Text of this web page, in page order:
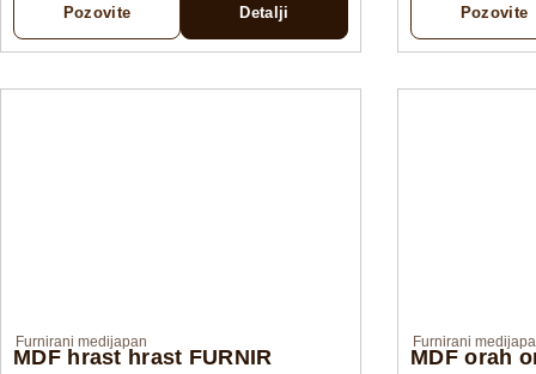
Pozovite Detalji Pozovite
Furnirani medijapan
MDF hrast hrast FURNIR
Furnirani
MDF orah